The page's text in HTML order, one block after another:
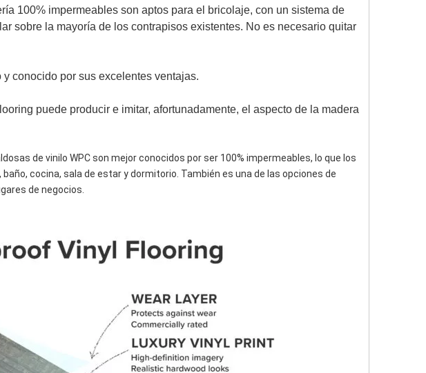
100% impermeables son aptos para el bricolaje, con un sistema de
sobre la mayoría de los contrapisos existentes. No es necesario quitar
conocido por sus excelentes ventajas.
puede producir e imitar, afortunadamente, el aspecto de la madera
de vinilo WPC son mejor conocidos por ser 100% impermeables, lo que los
cocina, sala de estar y dormitorio. También es una de las opciones de
de negocios.